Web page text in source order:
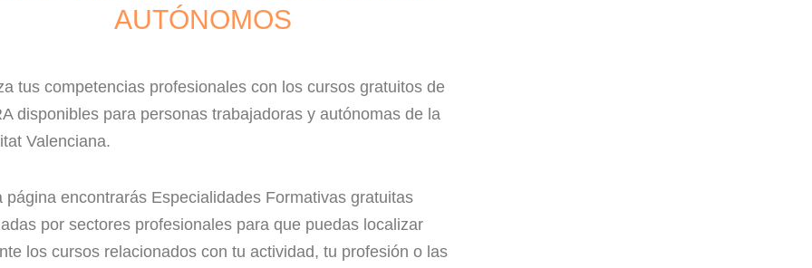
AUTÓNOMOS
tus competencias profesionales con los cursos gratuitos de
disponibles para personas trabajadoras y autónomas de la
Valenciana.
página encontrarás Especialidades Formativas gratuitas
por sectores profesionales para que puedas localizar
los cursos relacionados con tu actividad, tu profesión o las